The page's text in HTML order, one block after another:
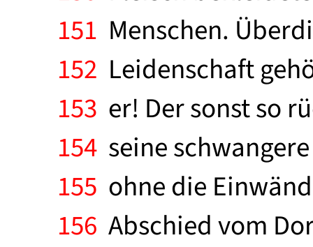
151 Menschen.
152 Leidenschaft
153 er! Der sonst so
154 seine
155 ohne die
156 Abschied vom